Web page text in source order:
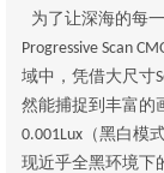
为了让深海的每
Progressive Scan
域中，凭借大尺寸
然能捕捉到丰富的
0.001Lux （黑白模
现近乎全黑环境下